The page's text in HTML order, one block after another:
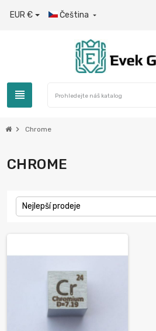
EUR € Čeština 
view_headline
chevron_right Chrome
CHROME
Nejlepší prodeje